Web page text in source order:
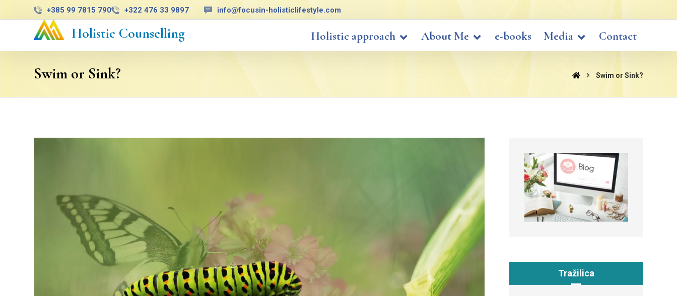
+385 99 7815 790 +322 476 33 9897 info@focusin-holisticlifestyle.com
Holistic Counselling Holistic approach About Me e-books Media Contact
Swim or Sink? Swim or Sink?
Tražilica